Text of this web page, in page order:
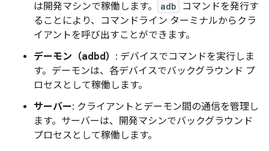
は開発マシンで稼働します。
adb
コマンドを発行す
ることにより、コマンドライン ターミナルからクラ
イアントを呼び出すことができます。
デーモン（adbd） : デバイスでコマンドを実行しま
す。デーモンは、各デバイスでバックグラウンド プ
ロセスとして稼働します。
サーバー: クライアントとデーモン間の通信を管理し
ます。サーバーは、開発マシンでバックグラウンド
プロセスとして稼働します。